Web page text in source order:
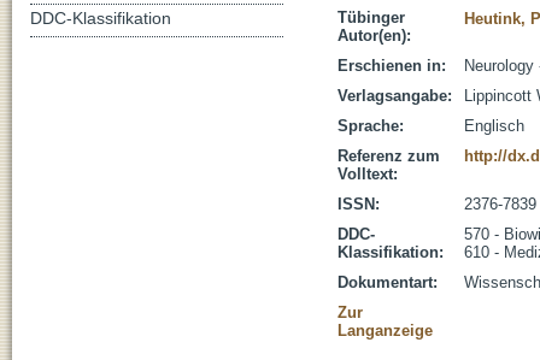
Tübinger
Autor(en):
Heutink,
Erschienen in:
Verlagsangabe:
Lippincott
Sprache:
Englisch
Referenz zum
Volltext:
http://
ISSN:
2376-7839
DDC-
Klassifikation:
570 -
610 -
Dokumentart:
Zur
Langanzeige
DDC-Klassifikation